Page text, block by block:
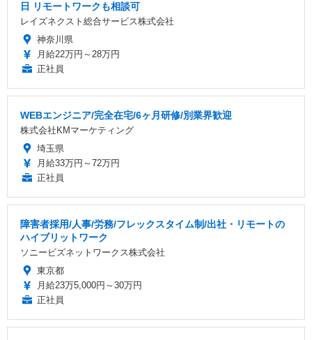
日 リモートワークも相談可
レイズネクスト総合サービス株式会社
神奈川県
月給22万円～28万円
正社員
WEBエンジニア/完全在宅/6ヶ月研修/別業界歓迎
株式会社KMマーケティング
埼玉県
月給33万円～72万円
正社員
障害者採用/人事/労務/フレックスタイム制/出社・リモートの
ハイブリットワーク
ソニービズネットワークス株式会社
東京都
月給23万5,000円～30万円
正社員